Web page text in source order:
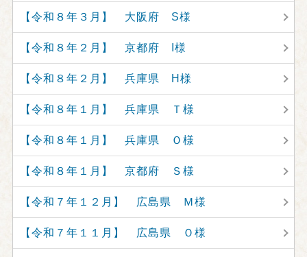
【令和８年３月】 大阪府 S様
【令和８年２月】 京都府 I様
【令和８年２月】 兵庫県 H様
【令和８年１月】 兵庫県 Ｔ様
【令和８年１月】 兵庫県 Ｏ様
【令和８年１月】 京都府 Ｓ様
【令和７年１２月】 広島県 Ｍ様
【令和７年１１月】 広島県 Ｏ様